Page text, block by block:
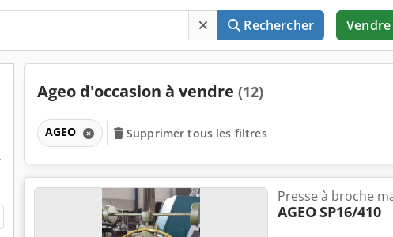
Rechercher Vendre
Ageo d'occasion à vendre (12)
AGEO Supprimer tous les filtres
Presse à broche
AGEOSP16/410